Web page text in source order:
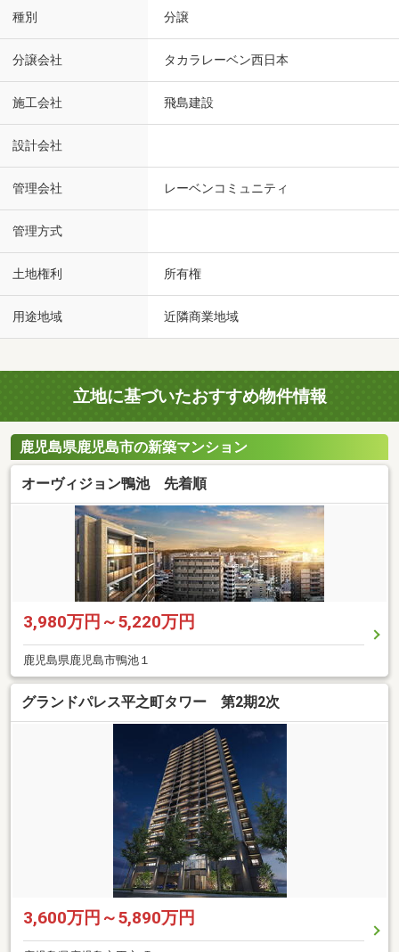
種別 分譲
分譲会社 タカラレーベン西日本
施工会社 飛島建設
設計会社
管理会社 レーベンコミュニティ
管理方式
土地権利 所有権
用途地域 近隣商業地域
立地に基づいたおすすめ物件情報
鹿児島県鹿児島市の新築マンション
オーヴィジョン鴨池 先着順
3,980万円～5,220万円
鹿児島県鹿児島市鴨池１
グランドパレス平之町タワー 第2期2次
3,600万円～5,890万円